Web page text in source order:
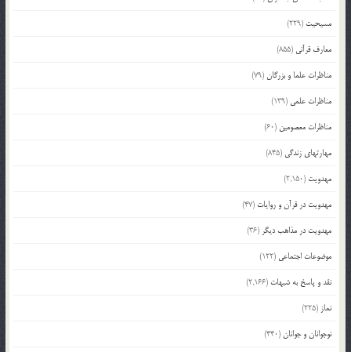
مسیحیت (229)
معارف قرآنی (855)
مناظرات علما و بزرگان(79)
مناظرات علمی (139)
مناظرات معصومین (60)
مهارتهای زندگی (845)
مهدویت (2,150)
مهدویت در قرآن و روایات (47)
مهدویت در مذاهب دیگر (36)
موضوعات اجتماعی (122)
نقد و پاسخ به شبهات (2,166)
نماز (225)
نوجوانان و جوانان(440)